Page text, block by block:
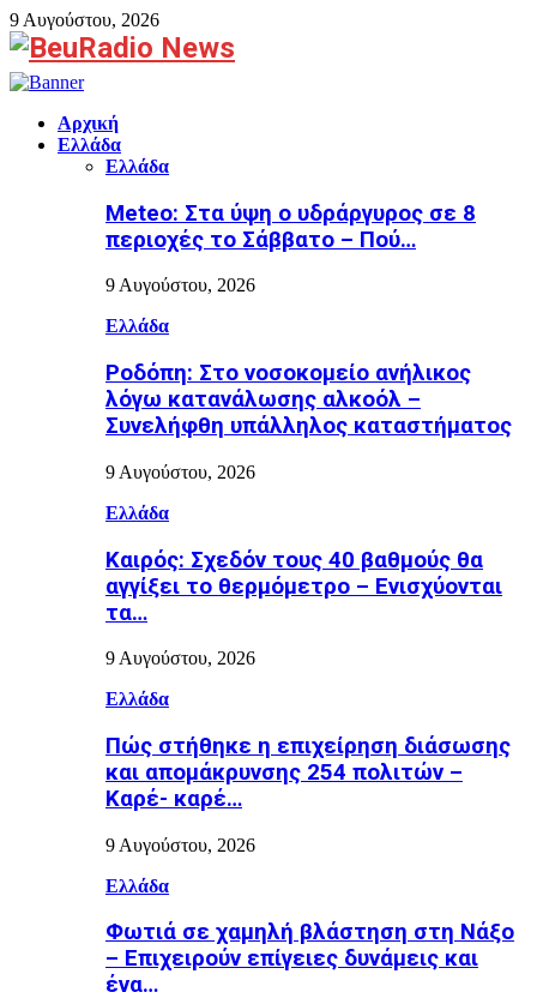
9 Αυγούστου, 2026
Facebook
Αρχική
Ελλάδα
Ελλάδα
Meteo: Στα ύψη ο υδράργυρος σε 8
περιοχές το Σάββατο – Πού…
9 Αυγούστου, 2026
Ελλάδα
Ροδόπη: Στο νοσοκομείο ανήλικος
λόγω κατανάλωσης αλκοόλ –
Συνελήφθη υπάλληλος καταστήματος
9 Αυγούστου, 2026
Ελλάδα
Καιρός: Σχεδόν τους 40 βαθμούς θα
αγγίξει το θερμόμετρο – Ενισχύονται
τα…
9 Αυγούστου, 2026
Ελλάδα
Πώς στήθηκε η επιχείρηση διάσωσης
και απομάκρυνσης 254 πολιτών –
Καρέ- καρέ…
9 Αυγούστου, 2026
Ελλάδα
Φωτιά σε χαμηλή βλάστηση στη Νάξο
– Επιχειρούν επίγειες δυνάμεις και
ένα…